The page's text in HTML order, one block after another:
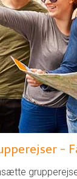
-